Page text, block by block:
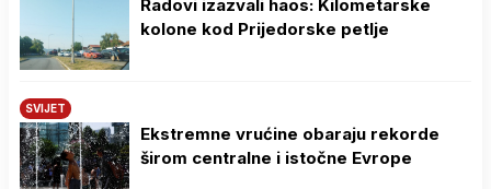
Radovi izazvali haos: Kilometarske
kolone kod Prijedorske petlje
SVIJET
Ekstremne vrućine obaraju rekorde
širom centralne i istočne Evrope